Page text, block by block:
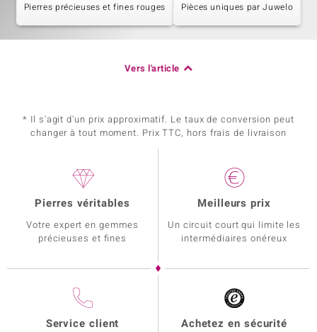
Pierres précieuses et fines rouges Pièces uniques par Juwelo
Vers l'article
* Il s'agit d'un prix approximatif. Le taux de conversion peut
changer à tout moment. Prix TTC, hors frais de livraison
Pierres véritables
Votre expert en gemmes
précieuses et fines
Meilleurs prix
Un circuit court qui limite les
intermédiaires onéreux
Service client Achetez en sécurité